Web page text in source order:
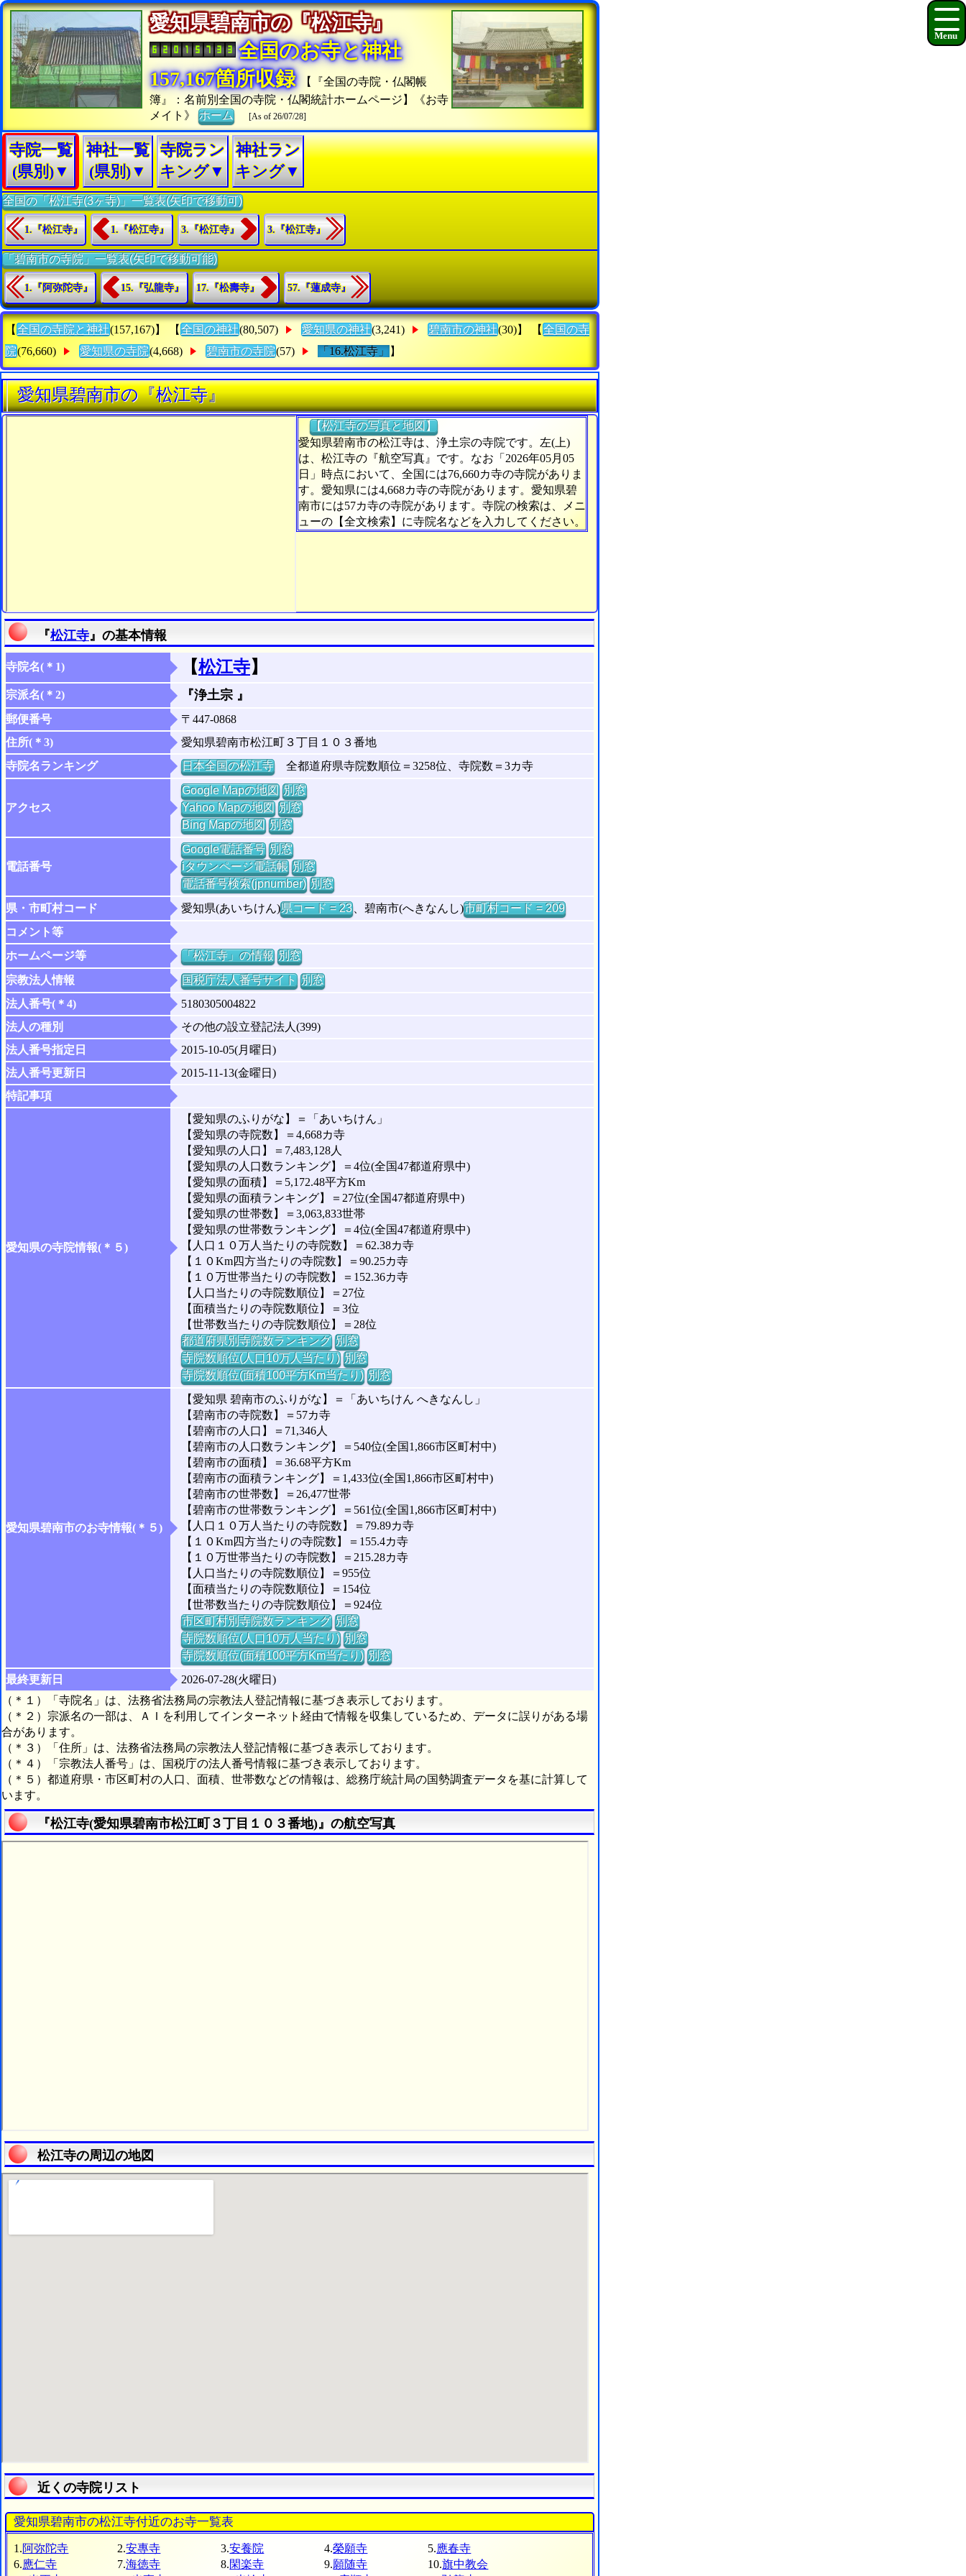
愛知県碧南市の『松江寺』
全国のお寺と神社
157,167箇所収録
【『全国の寺院・仏閣帳
簿』：名前別全国の寺院・仏閣統計ホームページ】《お寺
メイト》ホーム [As of 26/07/28]
寺院一覧
(県別)▼
神社一覧
(県別)▼
寺院ラン
キング▼
神社ラン
キング▼
全国の「松江寺(3ヶ寺)」一覧表(矢印で移動可)
1.『松江寺』 1.『松江寺』 3.『松江寺』 3.『松江寺』
「碧南市の寺院」一覧表(矢印で移動可能)
1.『阿弥陀寺』 15.『弘龍寺』 17.『松壽寺』 57.『蓮成寺』
【 全国の寺院と神社(157,167)】 【 全国の神社(80,507) 愛知県の神社(3,241) 碧南市の神社(30)】 【 全国の寺
院(76,660) 愛知県の寺院(4,668) 碧南市の寺院(57) 「16.松江寺」 】
愛知県碧南市の『松江寺』
【松江寺の写真と地図】
愛知県碧南市の松江寺は、浄土宗の寺院です。左(上)
は、松江寺の『航空写真』です。なお「2026年05月05
日」時点において、全国には76,660カ寺の寺院がありま
す。愛知県には4,668カ寺の寺院があります。愛知県碧
南市には57カ寺の寺院があります。寺院の検索は、メニ
ューの【全文検索】に寺院名などを入力してください。
『松江寺』の基本情報
寺院名(＊1) 【松江寺】
宗派名(＊2) 『浄土宗 』
郵便番号
〒447-0868
住所(＊3)
愛知県碧南市松江町３丁目１０３番地
寺院名ランキング
日本全国の松江寺全都道府県寺院数順位＝3258位、寺院数＝3カ寺
アクセス
Google Mapの地図 別窓
Yahoo Mapの地図 別窓
Bing Mapの地図 別窓
電話番号
Google電話番号 別窓
iタウンページ電話帳 別窓
電話番号検索(jpnumber) 別窓
県・市町村コード
愛知県(あいちけん)県コード = 23、碧南市(へきなんし)市町村コード = 209
コメント等
ホームページ等
「松江寺」の情報 別窓
宗教法人情報
国税庁法人番号サイト 別窓
法人番号(＊4)
5180305004822
法人の種別
その他の設立登記法人(399)
法人番号指定日
2015-10-05(月曜日)
法人番号更新日
2015-11-13(金曜日)
特記事項
愛知県の寺院情報(＊５)
【愛知県のふりがな】＝「あいちけん」
【愛知県の寺院数】＝4,668カ寺
【愛知県の人口】＝7,483,128人
【愛知県の人口数ランキング】＝4位(全国47都道府県中)
【愛知県の面積】＝5,172.48平方Km
【愛知県の面積ランキング】＝27位(全国47都道府県中)
【愛知県の世帯数】＝3,063,833世帯
【愛知県の世帯数ランキング】＝4位(全国47都道府県中)
【人口１０万人当たりの寺院数】＝62.38カ寺
【１０Km四方当たりの寺院数】＝90.25カ寺
【１０万世帯当たりの寺院数】＝152.36カ寺
【人口当たりの寺院数順位】＝27位
【面積当たりの寺院数順位】＝3位
【世帯数当たりの寺院数順位】＝28位
都道府県別寺院数ランキング 別窓
寺院数順位(人口10万人当たり) 別窓
寺院数順位(面積100平方Km当たり) 別窓
愛知県碧南市のお寺情報(＊５)
【愛知県 碧南市のふりがな】＝「あいちけん へきなんし」
【碧南市の寺院数】＝57カ寺
【碧南市の人口】＝71,346人
【碧南市の人口数ランキング】＝540位(全国1,866市区町村中)
【碧南市の面積】＝36.68平方Km
【碧南市の面積ランキング】＝1,433位(全国1,866市区町村中)
【碧南市の世帯数】＝26,477世帯
【碧南市の世帯数ランキング】＝561位(全国1,866市区町村中)
【人口１０万人当たりの寺院数】＝79.89カ寺
【１０Km四方当たりの寺院数】＝155.4カ寺
【１０万世帯当たりの寺院数】＝215.28カ寺
【人口当たりの寺院数順位】＝955位
【面積当たりの寺院数順位】＝154位
【世帯数当たりの寺院数順位】＝924位
市区町村別寺院数ランキング 別窓
寺院数順位(人口10万人当たり) 別窓
寺院数順位(面積100平方Km当たり) 別窓
最終更新日
2026-07-28(火曜日)
（＊１）「寺院名」は、法務省法務局の宗教法人登記情報に基づき表示しております。
（＊２）宗派名の一部は、ＡＩを利用してインターネット経由で情報を収集しているため、データに誤りがある場
合があります。
（＊３）「住所」は、法務省法務局の宗教法人登記情報に基づき表示しております。
（＊４）「宗教法人番号」は、国税庁の法人番号情報に基づき表示しております。
（＊５）都道府県・市区町村の人口、面積、世帯数などの情報は、総務庁統計局の国勢調査データを基に計算して
います。
『松江寺(愛知県碧南市松江町３丁目１０３番地)』の航空写真
松江寺の周辺の地図
近くの寺院リスト
愛知県碧南市の松江寺付近のお寺一覧表
1.阿弥陀寺 2.安專寺 3.安養院 4.榮願寺 5.應春寺
6.應仁寺 7.海徳寺 8.閑楽寺 9.願随寺 10.旗中教会